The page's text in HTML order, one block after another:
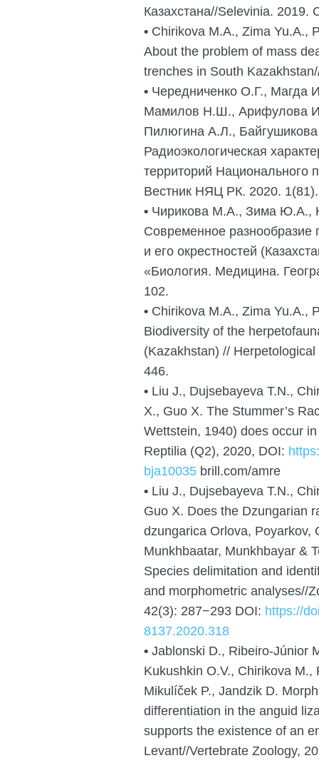
Казахстана//Selevinia. 2019.
• Chirikova M.A., Zima Yu.A.,
About the problem of mass
trenches in South
• Чередниченко О.Г.,
Мамилов Н.Ш., Арифулова
Пилюгина А.Л.,
Радиоэкологическая
территорий Национального
Вестник НЯЦ РК. 2020.
• Чирикова М.А., Зима Ю.А.,
Современное
и его окрестностей
«Биология. Медицина.
102.
• Chirikova M.A., Zima Yu.A.,
Biodiversity of the
(Kazakhstan) //
446.
• Liu J., Dujsebayeva T.N.,
X., Guo X. The Stummer’s
Wettstein, 1940) does occur
Reptilia (Q2), 2020, DOI:
bja10035 brill.com/amre
• Liu J., Dujsebayeva T.N.,
Guo X. Does the Dzungarian
dzungarica Orlova, Poyarkov,
Munkhbaatar, Munkhbayar &
Species delimitation and
and morphometric analyses//
42(3): 287−293 DOI: https://
8137.2020.318
• Jablonski D., Ribeiro-Júnior
Kukushkin O.V., Chirikova M.,
Mikulíček P., Jandzik D.
differentiation in the anguid
supports the existence of an
Levant//Vertebrate Zoology,